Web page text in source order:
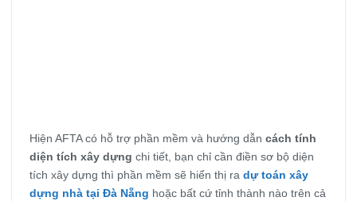
Hiện AFTA có hỗ trợ phần mềm và hướng dẫn cách tính
diện tích xây dựng chi tiết, bạn chỉ cần điền sơ bộ diện
tích xây dựng thì phần mềm sẽ hiển thị ra dự toán xây
dựng nhà tại Đà Nẵng hoặc bất cứ tỉnh thành nào trên cả